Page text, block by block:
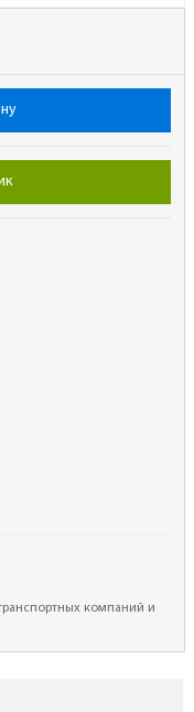
компаний и